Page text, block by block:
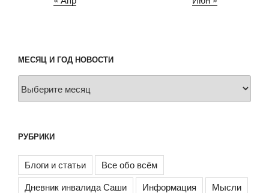
МЕСЯЦ И ГОД НОВОСТИ
и
РУБРИКИ
Блоги и статьи
Все обо всём
Дневник инвалида Саши
Информация Мысли